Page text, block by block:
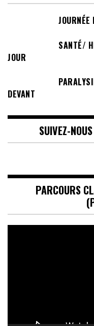
SANTÉ/
JOUR
DEVANT
SUIVEZ-
PARCOURS